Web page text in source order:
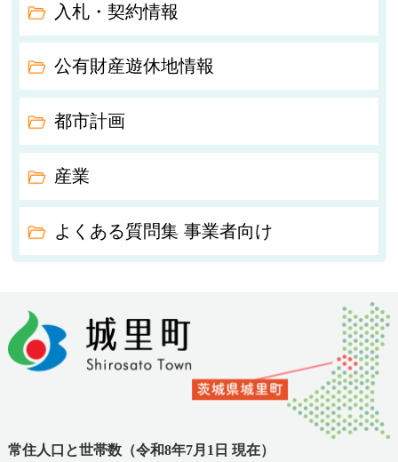
入札・契約情報
公有財産遊休地情報
都市計画
産業
よくある質問集 事業者向け